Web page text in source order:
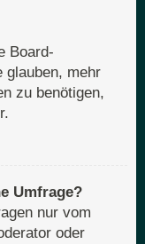
Board-
glauben, mehr
zu benötigen,
Umfrage?
nur vom
oder